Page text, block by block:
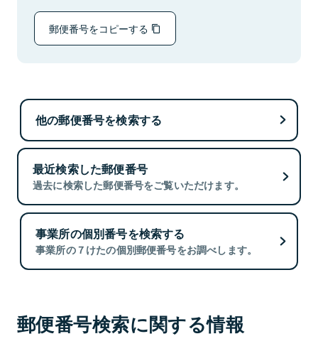
郵便番号をコピーする
他の郵便番号を検索する
最近検索した郵便番号
過去に検索した郵便番号をご覧いただけます。
事業所の個別番号を検索する
事業所の７けたの個別郵便番号をお調べします。
郵便番号検索に関する情報